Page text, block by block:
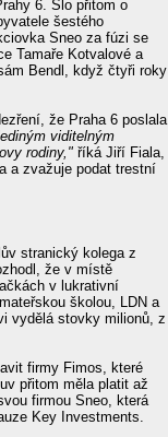
6. Šlo přitom o
šestého
Sneo za fúzi se
Tamaře Kotvalové a
Bendl, když čtyři roky
že Praha 6 poslala
viditelným
rodiny,"říká Jiří Fiala,
a zvažuje podat trestní
stranický kolega z
že v místě
v lukrativní
školou, LDN a
vydělá stovky milionů, z
firmy Fimos, které
přitom měla platit až
firmou Sneo, která
Key Investments.